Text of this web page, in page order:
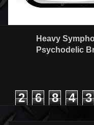
Heavy
Psychodelic
2 6 8 4 3